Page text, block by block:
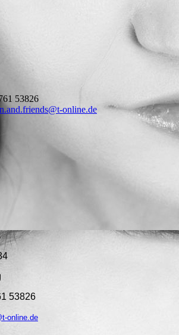
53826
online.de
53826
online.de